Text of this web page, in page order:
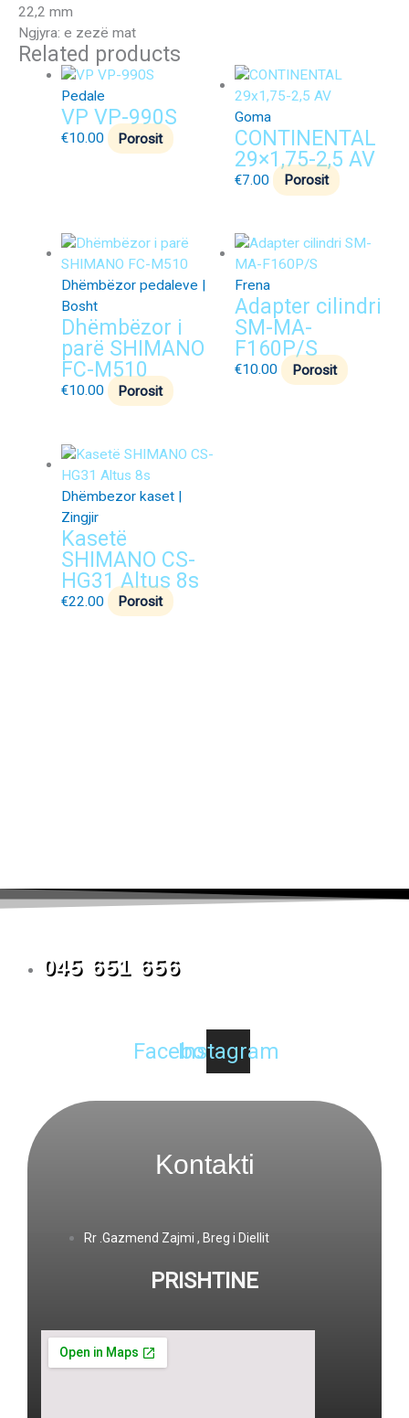
22,2 mm
Ngjyra: e zezë mat
Related products
Pedale
VP VP-990S
€10.00 Porosit
Goma
CONTINENTAL
29×1,75-2,5 AV
€7.00 Porosit
Dhëmbëzor pedaleve |
Bosht
Dhëmbëzor i
parë SHIMANO
FC-M510
€10.00 Porosit
Frena
Adapter cilindri
SM-MA-
F160P/S
€10.00 Porosit
Dhëmbezor kaset |
Zingjir
Kasetë
SHIMANO CS-
HG31 Altus 8s
€22.00 Porosit
045 651 656
Facebook
Instagram
Kontakti
Rr .Gazmend Zajmi , Breg i Diellit
PRISHTINE